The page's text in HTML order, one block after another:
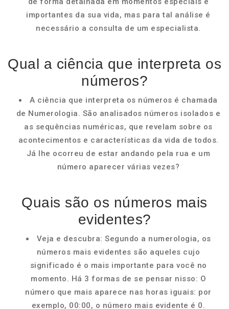
importantes da sua vida, mas para tal análise é
necessário a consulta de um especialista.
Qual a ciência que interpreta os
números?
A ciência que interpreta os números é chamada
de Numerologia. São analisados números isolados e
as sequências numéricas, que revelam sobre os
acontecimentos e características da vida de todos.
Já lhe ocorreu de estar andando pela rua e um
número aparecer várias vezes?
Quais são os números mais
evidentes?
Veja e descubra: Segundo a numerologia, os
números mais evidentes são aqueles cujo
significado é o mais importante para você no
momento. Há 3 formas de se pensar nisso: O
número que mais aparece nas horas iguais: por
exemplo, 00:00, o número mais evidente é 0.